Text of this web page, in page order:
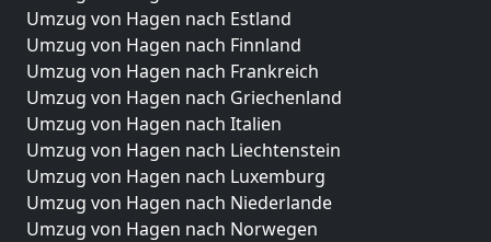
Umzug von Hagen nach Estland
Umzug von Hagen nach Finnland
Umzug von Hagen nach Frankreich
Umzug von Hagen nach Griechenland
Umzug von Hagen nach Italien
Umzug von Hagen nach Liechtenstein
Umzug von Hagen nach Luxemburg
Umzug von Hagen nach Niederlande
Umzug von Hagen nach Norwegen